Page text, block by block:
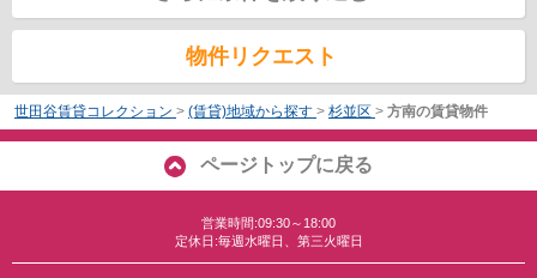
物件リクエスト
世田谷賃貸コレクション > (賃貸)地域から探す > 杉並区 > 方南の賃貸物件
ページトップに戻る
営業時間:09:30～18:00
定休日:毎週水曜日、第三火曜日